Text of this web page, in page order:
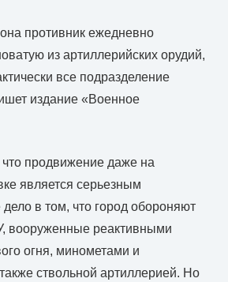
противник ежедневно
из артиллерийских орудий,
все подразделение
издание «Военное
продвижение даже на
является серьезным
в том, что город обороняют
вооруженные реактивными
огня, минометами и
ствольной артиллерией. Но